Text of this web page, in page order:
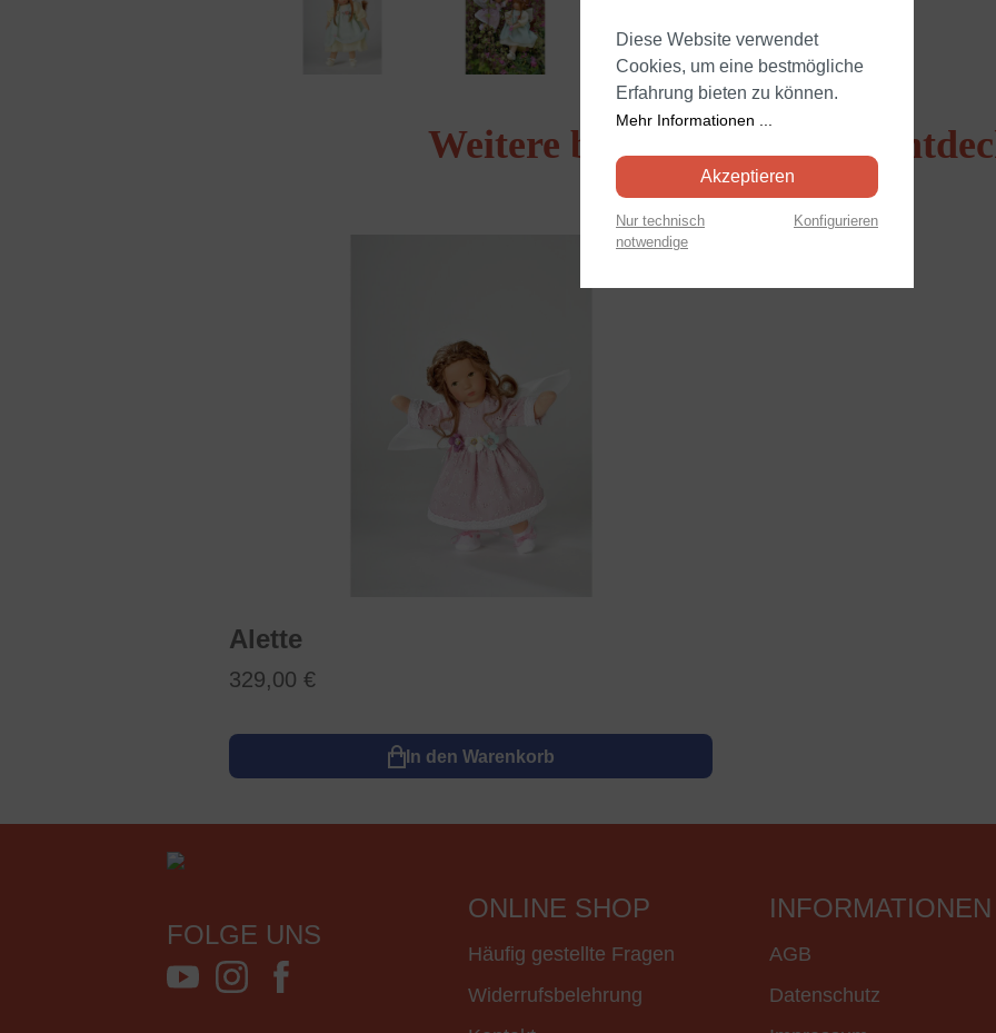
Weitere beliebte Produkte
Alette
329,00 €
In den Warenkorb
FOLGE UNS
ONLINE SHOP
Häufig gestellte Fragen
Widerrufsbelehrung
INFORMATIONEN
AGB
Datenschutz
Diese Website verwendet
Cookies, um eine bestmögliche
Erfahrung bieten zu können.
Mehr Informationen ...
Akzeptieren
Nur technisch
notwendige
Konfigurieren